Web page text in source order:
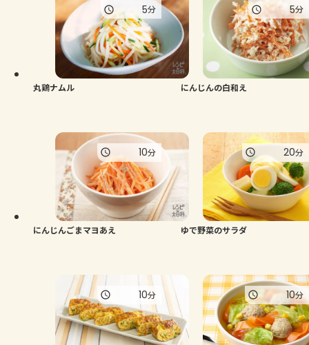
丸鶏ナムル
5分
にんじんの白和え
5分
にんじんごまマヨあえ
10分
ゆで野菜のサラダ
20分
10分 10分